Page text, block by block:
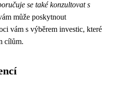
se také konzultovat s
může poskytnout
vám s výběrem investic, které
cílům.